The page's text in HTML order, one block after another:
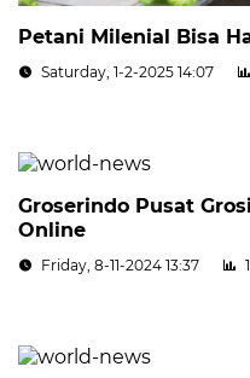
Petani Milenial Bisa
Saturday, 1-2-2025 14:07
Groserindo Pusat
Online
Friday, 8-11-2024 13:37